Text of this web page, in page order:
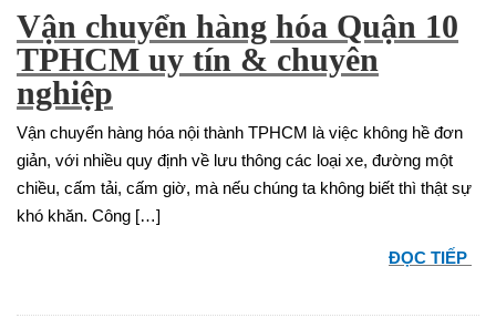
Vận chuyển hàng hóa Quận 10
TPHCM uy tín & chuyên
nghiệp
Vận chuyển hàng hóa nội thành TPHCM là việc không hề đơn
giản, với nhiều quy định về lưu thông các loại xe, đường một
chiều, cấm tải, cấm giờ, mà nếu chúng ta không biết thì thật sự
khó khăn. Công […]
ĐỌC TIẾP